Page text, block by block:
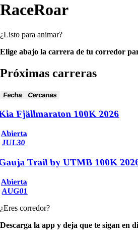
RaceRoar
¿Listo para animar?
Elige abajo la carrera de tu corredor
Próximas carreras
Fecha Cercanas
Fjällmaraton 100K 2026
Abierta
JUL30
Trail by UTMB 100K
Abierta
AUG01
¿Eres corredor?
Descarga la app y deja que te sigan en